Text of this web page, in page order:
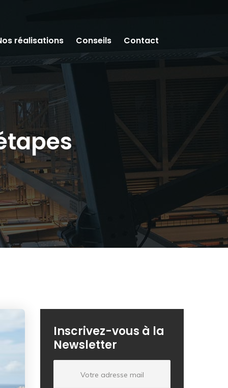
réalisations Conseils Contact
Inscrivez-vous à la
Newsletter